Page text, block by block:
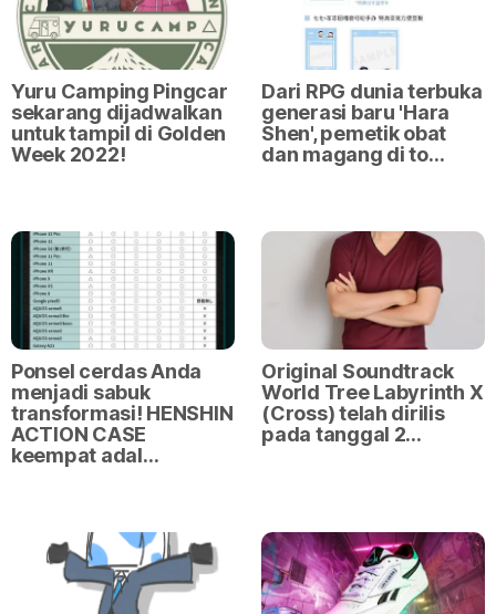
Yuru Camping Pingcar
sekarang dijadwalkan
untuk tampil di Golden
Week 2022!
Dari RPG dunia terbuka
generasi baru 'Hara
Shen', pemetik obat
dan magang di to…
Ponsel cerdas Anda
menjadi sabuk
transformasi! HENSHIN
ACTION CASE
keempat adal…
Original Soundtrack
World Tree Labyrinth X
(Cross) telah dirilis
pada tanggal 2…